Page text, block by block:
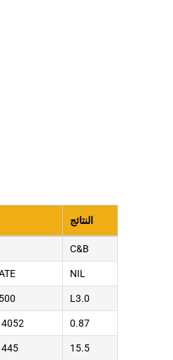
النتائج
C&B
NIL
L3.0
4052 0.87
445 15.5